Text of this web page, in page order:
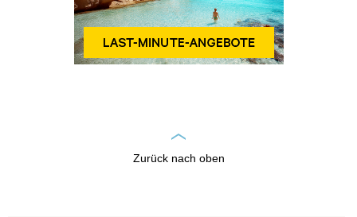
Zurück nach oben